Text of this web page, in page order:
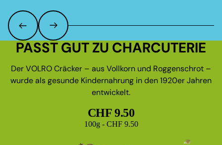
PASST GUT ZU CHARCUTERIE
Der VOLRO Cräcker – aus Vollkorn und Roggenschrot –
wurde als gesunde Kindernahrung in den 1920er Jahren
entwickelt.
CHF 9.50
Grundpreis
100g - CHF 9.50